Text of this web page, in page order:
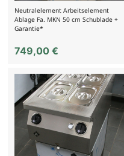
Neutralelement Arbeitselement
Ablage Fa. MKN 50 cm Schublade +
Garantie*
749,00 €